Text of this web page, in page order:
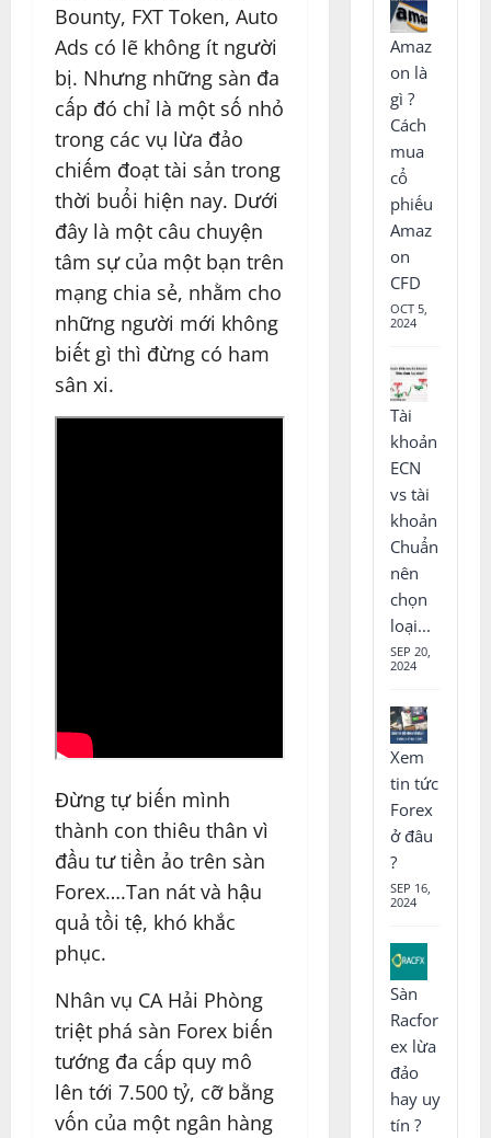
Bounty, FXT Token, Auto
Ads có lẽ không ít người
bị. Nhưng những sàn đa
cấp đó chỉ là một số nhỏ
trong các vụ lừa đảo
chiếm đoạt tài sản trong
thời buổi hiện nay. Dưới
đây là một câu chuyện
tâm sự của một bạn trên
mạng chia sẻ, nhằm cho
những người mới không
biết gì thì đừng có ham
sân xi.
Đừng tự biến mình
thành con thiêu thân vì
đầu tư tiền ảo trên sàn
Forex….Tan nát và hậu
quả tồi tệ, khó khắc
phục.
Nhân vụ CA Hải Phòng
triệt phá sàn Forex biến
tướng đa cấp quy mô
lên tới 7.500 tỷ, cỡ bằng
vốn của một ngân hàng
Amaz
on là
gì ?
Cách
mua
cổ
phiếu
Amaz
on
CFD
OCT 5,
2024
Tài
khoản
ECN
vs tài
khoản
Chuẩn
nên
chọn
loại...
SEP 20,
2024
Xem
tin tức
Forex
ở đâu
?
SEP 16,
2024
Sàn
Racfor
ex lừa
đảo
hay uy
tín ?